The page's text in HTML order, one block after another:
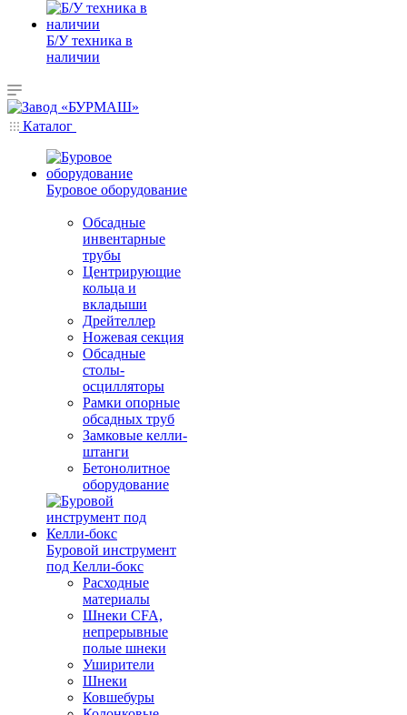
Б/У техника в
наличии
Каталог
Буровое оборудование
Обсадные
инвентарные
трубы
Центрирующие
кольца и
вкладыши
Дрейтеллер
Ножевая секция
Обсадные
столы-
осцилляторы
Рамки опорные
обсадных труб
Замковые келли-
штанги
Бетонолитное
оборудование
Буровой инструмент
под Келли-бокс
Расходные
материалы
Шнеки CFA,
непрерывные
полые шнеки
Уширители
Шнеки
Ковшебуры